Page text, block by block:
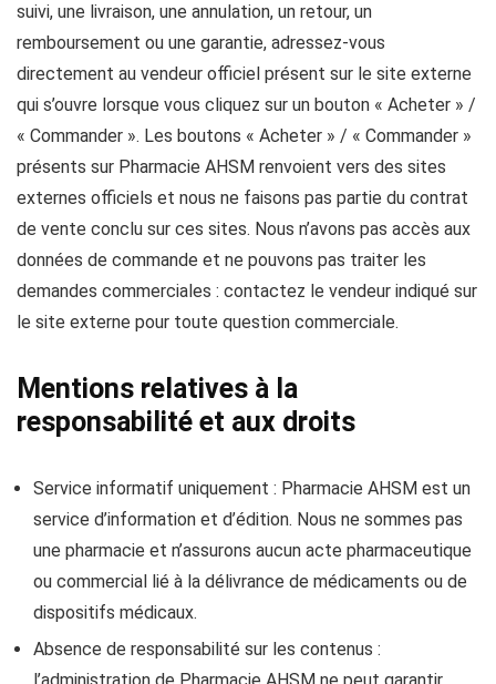
suivi, une livraison, une annulation, un retour, un
remboursement ou une garantie, adressez‑vous
directement au vendeur officiel présent sur le site externe
qui s’ouvre lorsque vous cliquez sur un bouton « Acheter » /
« Commander ». Les boutons « Acheter » / « Commander »
présents sur Pharmacie AHSM renvoient vers des sites
externes officiels et nous ne faisons pas partie du contrat
de vente conclu sur ces sites. Nous n’avons pas accès aux
données de commande et ne pouvons pas traiter les
demandes commerciales : contactez le vendeur indiqué sur
le site externe pour toute question commerciale.
Mentions relatives à la
responsabilité et aux droits
Service informatif uniquement : Pharmacie AHSM est un
service d’information et d’édition. Nous ne sommes pas
une pharmacie et n’assurons aucun acte pharmaceutique
ou commercial lié à la délivrance de médicaments ou de
dispositifs médicaux.
Absence de responsabilité sur les contenus :